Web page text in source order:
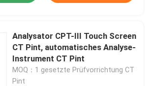
Analysator CPT-III Touch Screen
CT Pint, automatisches Analyse-
Instrument CT Pint
MOQ：1 gesetzte Prüfvorrichtung CT
Pint